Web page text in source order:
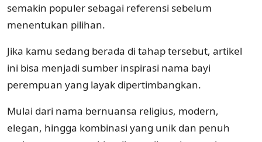
semakin populer sebagai referensi sebelum
menentukan pilihan.
Jika kamu sedang berada di tahap tersebut, artikel
ini bisa menjadi sumber inspirasi nama bayi
perempuan yang layak dipertimbangkan.
Mulai dari nama bernuansa religius, modern,
elegan, hingga kombinasi yang unik dan penuh